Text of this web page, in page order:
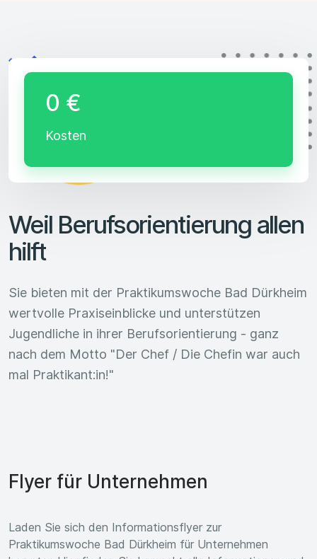
Weil Berufsorientierung allen
hilft
Sie bieten mit der Praktikumswoche Bad Dürkheim
wertvolle Praxiseinblicke und unterstützen
Jugendliche in ihrer Berufsorientierung - ganz
nach dem Motto "Der Chef / Die Chefin war auch
mal Praktikant:in!"
0 €
Kosten
Flyer für Unternehmen
Laden Sie sich den Informationsflyer zur
Praktikumswoche Bad Dürkheim für Unternehmen